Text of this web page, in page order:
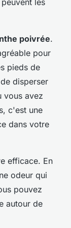
les
poivrée.
pour
pieds de
disperser
vous avez
c'est une
dans votre
efficace. En
odeur qui
pouvez
autour de